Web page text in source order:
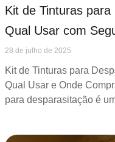
Kit de Tinturas
Qual Usar com
28 de julho de 2025
Kit de Tinturas para
Qual Usar e Onde
para desparasitação é